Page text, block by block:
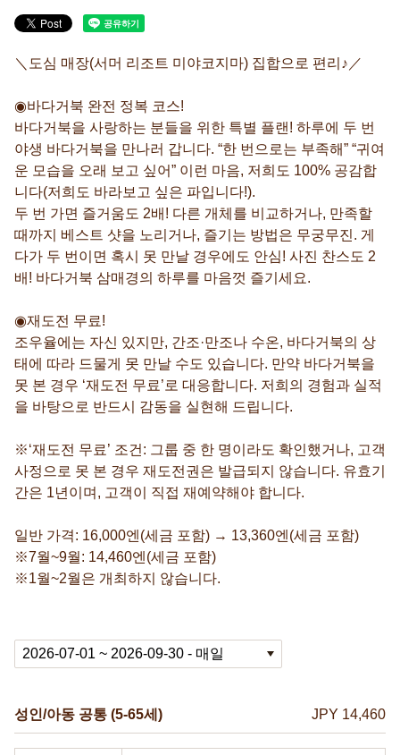
＼도심 매장(서머 리조트 미야코지마) 집합으로 편리♪／
◉바다거북 완전 정복 코스!
바다거북을 사랑하는 분들을 위한 특별 플랜! 하루에 두 번
야생 바다거북을 만나러 갑니다. “한 번으로는 부족해” “귀여
운 모습을 오래 보고 싶어” 이런 마음, 저희도 100% 공감합
니다(저희도 바라보고 싶은 파입니다!).
두 번 가면 즐거움도 2배! 다른 개체를 비교하거나, 만족할
때까지 베스트 샷을 노리거나, 즐기는 방법은 무궁무진. 게
다가 두 번이면 혹시 못 만날 경우에도 안심! 사진 찬스도 2
배! 바다거북 삼매경의 하루를 마음껏 즐기세요.
◉재도전 무료!
조우율에는 자신 있지만, 간조·만조나 수온, 바다거북의 상
태에 따라 드물게 못 만날 수도 있습니다. 만약 바다거북을
못 본 경우 ‘재도전 무료’로 대응합니다. 저희의 경험과 실적
을 바탕으로 반드시 감동을 실현해 드립니다.
※‘재도전 무료’ 조건: 그룹 중 한 명이라도 확인했거나, 고객
사정으로 못 본 경우 재도전권은 발급되지 않습니다. 유효기
간은 1년이며, 고객이 직접 재예약해야 합니다.
일반 가격: 16,000엔(세금 포함) → 13,360엔(세금 포함)
※7월~9월: 14,460엔(세금 포함)
※1월~2월은 개최하지 않습니다.
성인/아동 공통 (5-65세) JPY 14,460